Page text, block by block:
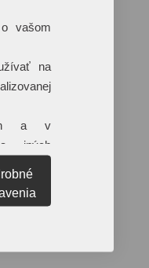
vašom
na
a v
iných